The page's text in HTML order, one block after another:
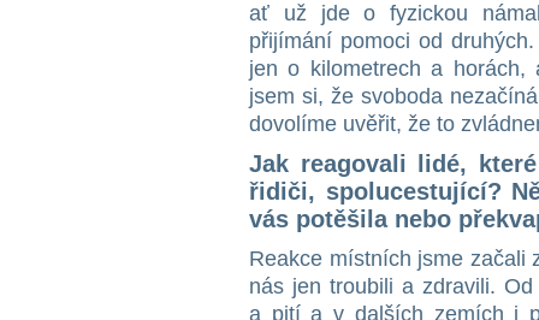
ať už jde o fyzickou
přijímání pomoci od
jen o kilometrech a horách,
jsem si, že svoboda
dovolíme uvěřit, že to
Jak reagovali lidé,
řidiči, spolucestující?
vás potěšila nebo
Reakce místních jsme začali
nás jen troubili a zdravili.
a pití a v dalších zemích i